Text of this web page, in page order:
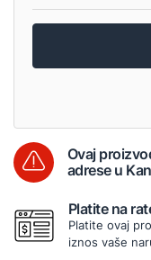
Ovaj
adrese u
Platite na
Platite ovaj
iznos vaše